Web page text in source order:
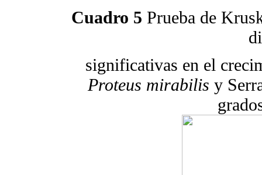
Cuadro 5 Prueba de
significativas en el
Proteus mirabilis y